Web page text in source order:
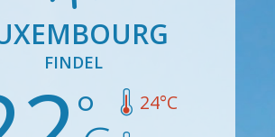
FINDEL
24°C